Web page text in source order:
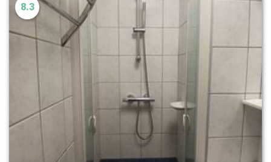
8.3